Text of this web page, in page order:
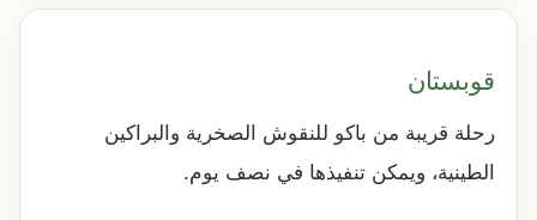
قوبستان
رحلة قريبة من باكو للنقوش الصخرية والبراكين
الطينية، ويمكن تنفيذها في نصف يوم.